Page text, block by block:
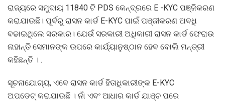
ରାଜ୍ୟରେ ସମୁଦାୟ 11840 ଟି PDS କେନ୍ଦ୍ରରେ E -KYC ପଞ୍ଜିକରଣ
କରାଯାଉଛି। ପୂର୍ବରୁ ରାସନ କାର୍ଡ E-KYC ପାଇଁ ପଞ୍ଜୀକରଣ ଅବଧି
ବଢାଇଥିଲେ ସରକାର। ଯେଉଁ ସରକାରୀ ଅଧିକାରୀ ରାସନ କାର୍ଡ ଫେରାଉ
ନାହାନ୍ତି ସେମାନଙ୍କ ଉପରେ କାର୍ଯ୍ୟାନୁଷ୍ଠାନ ହେବ ବୋଲି ମନ୍ତ୍ରୀ
କହିଛନ୍ତି । .
ସୂଚନାଯୋଗ୍ୟ, ଏବେ ରାସନ କାର୍ଡ ହିତାଧିକାରୀଙ୍କ E-KYC
ଅପଡେଟ୍‌ କରାଯାଉଛି । ନାଁ ଏବଂ ଆଧାର କାର୍ଡ ଯାଞ୍ଚ ପରେ